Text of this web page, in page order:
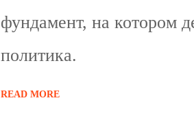
фундамент, на котором
политика.
READ MORE